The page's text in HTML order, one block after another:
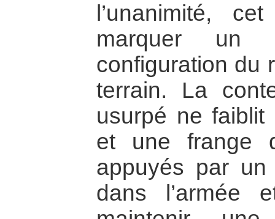
l’unanimité,
marquer un
configuration du
terrain. La
usurpé ne faiblit
et une frange
appuyés par un
dans l’armée